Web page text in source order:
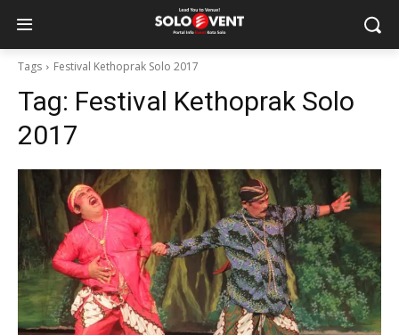
Tags Festival Kethoprak Solo 2017
Tag: Festival Kethoprak Solo
2017